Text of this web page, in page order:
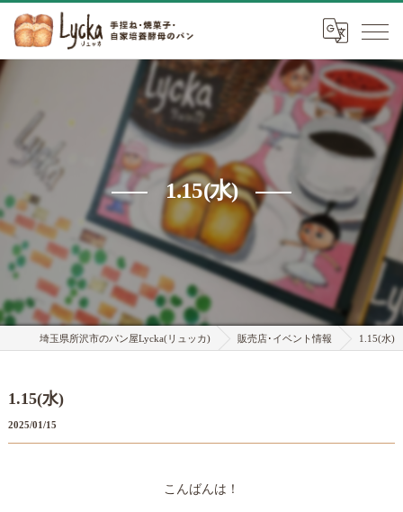
1.15(水)
埼玉県所沢市のパン屋Lycka(リュッカ) 販売店･イベント情報 1.15(水)
1.15(水)
2025/01/15
こんばんは！